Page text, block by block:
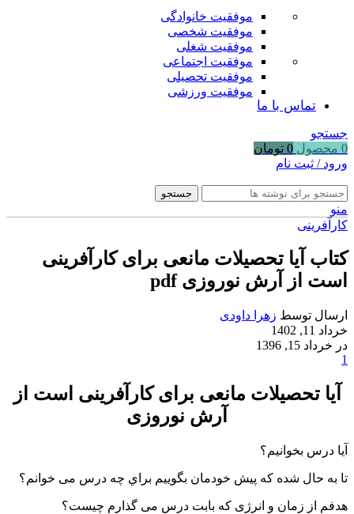
موفقیت خانوادگی
موفقیت شخصی
موفقیت شغلی
موفقیت اجتماعی
موفقیت تحصیلی
موفقیت ورزشی
تماس با ما
جستجو
0 محصول 0 تومان
ورود / ثبت نام
جستجو
منو
کارآفرینی
کتاب آیا تحصیلات مانعی برای کارآفرینی
است از آرش نوروزی pdf
ارسال توسط زهرا داودی
خرداد 11, 1402
در خرداد 15, 1396
1
آیا تحصیلات مانعی برای کارآفرینی است از
آرش نوروزی
آیا درس بخوانیم؟
تا به حال شده که پیش خودمان بگوییم براي چه درس می خوانم؟
هدفم از زمان و انرژی که بابت درس می گذارم چیست؟